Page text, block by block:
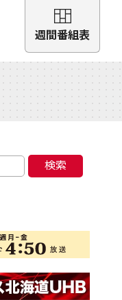
週間番組表
検索